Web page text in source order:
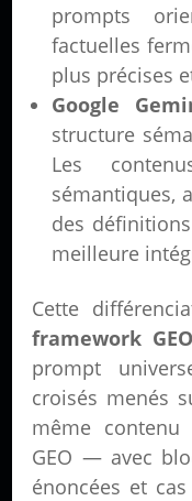
prompts
factuelles
plus précises
Google
structure
Les
sémantiques,
des
meilleure
Cette
framework GEO
prompt
croisés menés
même
GEO — avec
énoncées et